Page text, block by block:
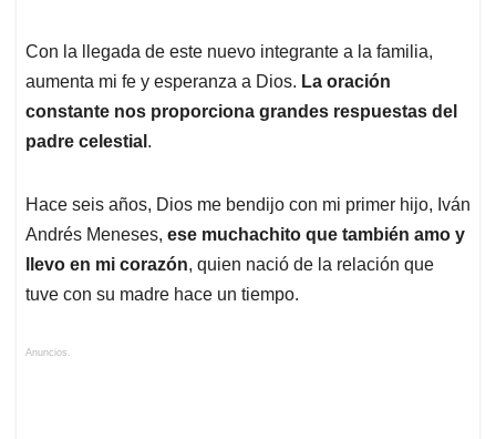
Con la llegada de este nuevo integrante a la familia,
aumenta mi fe y esperanza a Dios. La oración
constante nos proporciona grandes respuestas del
padre celestial .
Hace seis años, Dios me bendijo con mi primer hijo, Iván
Andrés Meneses, ese muchachito que también amo y
llevo en mi corazón, quien nació de la relación que
tuve con su madre hace un tiempo.
Anuncios.